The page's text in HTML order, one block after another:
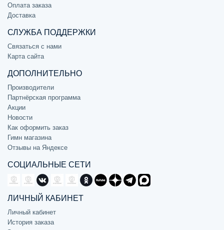
Оплата заказа
Доставка
СЛУЖБА ПОДДЕРЖКИ
Связаться с нами
Карта сайта
ДОПОЛНИТЕЛЬНО
Производители
Партнёрская программа
Акции
Новости
Как оформить заказ
Гимн магазина
Отзывы на Яндексе
СОЦИАЛЬНЫЕ СЕТИ
ЛИЧНЫЙ КАБИНЕТ
Личный кабинет
История заказа